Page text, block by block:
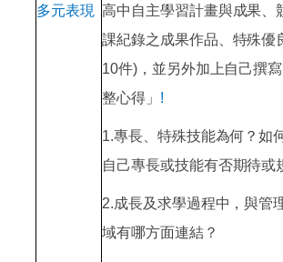
多元表現 高中自主學習計畫與成果、
課紀錄之成果作品、特殊優
10件)，並另外加上自己撰
整心得」 !
1.專長、特殊技能為何？如
自己專長或技能有否期待或
2.成長及求學過程中，與管
域有哪方面連結？